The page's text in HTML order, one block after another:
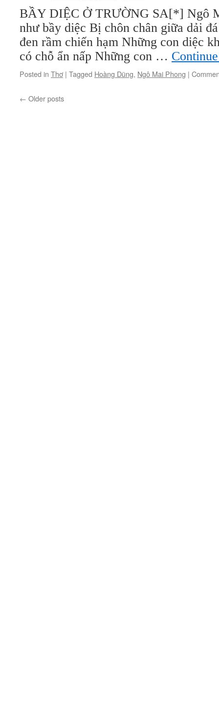
BẦY DIỆC Ở TRƯỜNG SA[*] Ngô
như bầy diệc Bị chôn chân giữa dải
đen rầm chiến hạm Những con diệc
có chỗ ẩn nấp Những con …
Posted in Thơ | Tagged Hoàng Dũng, Ngô Mai Phong |
← Older posts